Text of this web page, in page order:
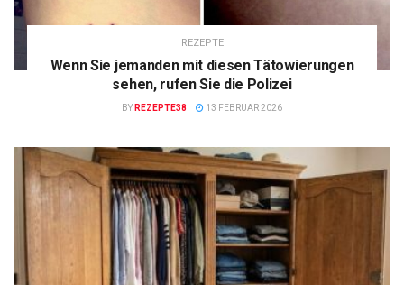
REZEPTE
Wenn Sie jemanden mit diesen Tätowierungen
sehen, rufen Sie die Polizei
BY REZEPTE38 13 FEBRUAR 2026